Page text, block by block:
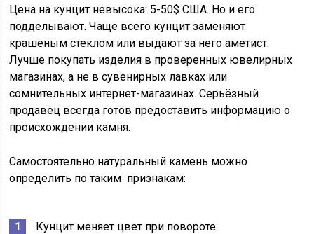
Цена на кунцит невысока: 5-50$ США. Но и его
подделывают. Чаще всего кунцит заменяют
крашеным стеклом или выдают за него аметист.
Лучше покупать изделия в проверенных ювелирных
магазинах, а не в сувенирных лавках или
сомнительных интернет-магазинах. Серьёзный
продавец всегда готов предоставить информацию о
происхождении камня.
Самостоятельно натуральный камень можно
определить по таким признакам:
Кунцит меняет цвет при повороте.